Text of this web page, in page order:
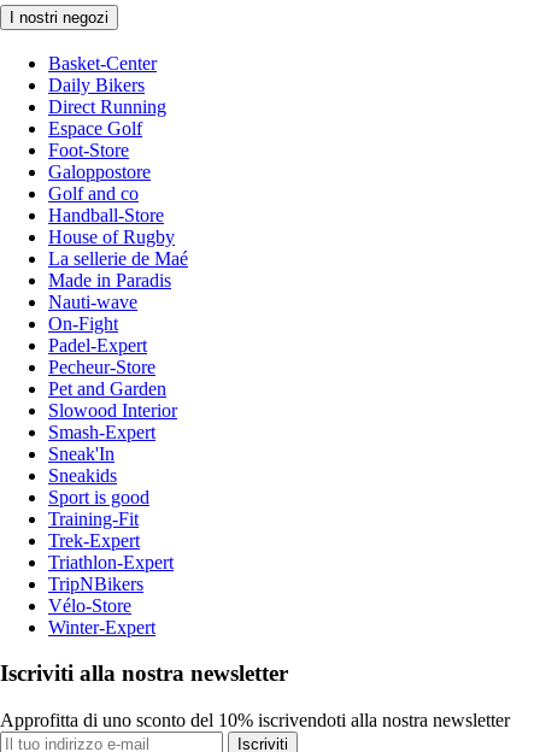
I nostri negozi
Basket-Center
Daily Bikers
Direct Running
Espace Golf
Foot-Store
Galoppostore
Golf and co
Handball-Store
House of Rugby
La sellerie de Maé
Made in Paradis
Nauti-wave
On-Fight
Padel-Expert
Pecheur-Store
Pet and Garden
Slowood Interior
Smash-Expert
Sneak'In
Sneakids
Sport is good
Training-Fit
Trek-Expert
Triathlon-Expert
TripNBikers
Vélo-Store
Winter-Expert
Iscriviti alla nostra newsletter
Approfitta di uno sconto del 10% iscrivendoti alla nostra newsletter
Iscriviti